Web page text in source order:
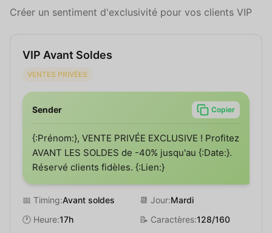
Créer un sentiment d'exclusivité pour vos clients VIP
VIP Avant Soldes
VENTES PRIVÉES
Sender Copier
{:Prénom:}, VENTE PRIVÉE EXCLUSIVE ! Profitez
AVANT LES SOLDES de -40% jusqu'au {:Date:}.
Réservé clients fidèles. {:Lien:}
📅 Timing:Avant soldes 📆 Jour:Mardi
🕐 Heure:17h 📝 Caractères:128/160